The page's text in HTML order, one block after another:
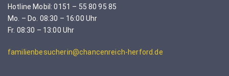
Hotline Mobil: 0151 – 55 80 95 85
Mo. – Do. 08:30 – 16:00 Uhr
Fr. 08:30 – 13:00 Uhr
familienbesucherin@chancenreich-herford.de